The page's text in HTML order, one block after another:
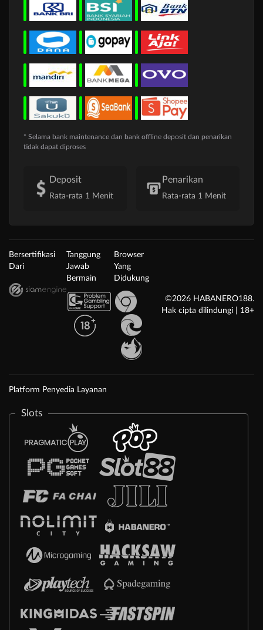
* Selama bank maintenance dan bank offline deposit dan penarikan
tidak dapat diproses
Deposit
Rata-rata 1 Menit
Penarikan
Rata-rata 1 Menit
Bersertifikasi
Dari
Tanggung
Jawab
Bermain
Browser
Yang
Didukung
©2026 HABANERO188.
Hak cipta dilindungi | 18+
Platform Penyedia Layanan
Slots